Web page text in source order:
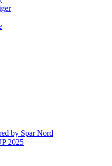
by Spar Nord
2025